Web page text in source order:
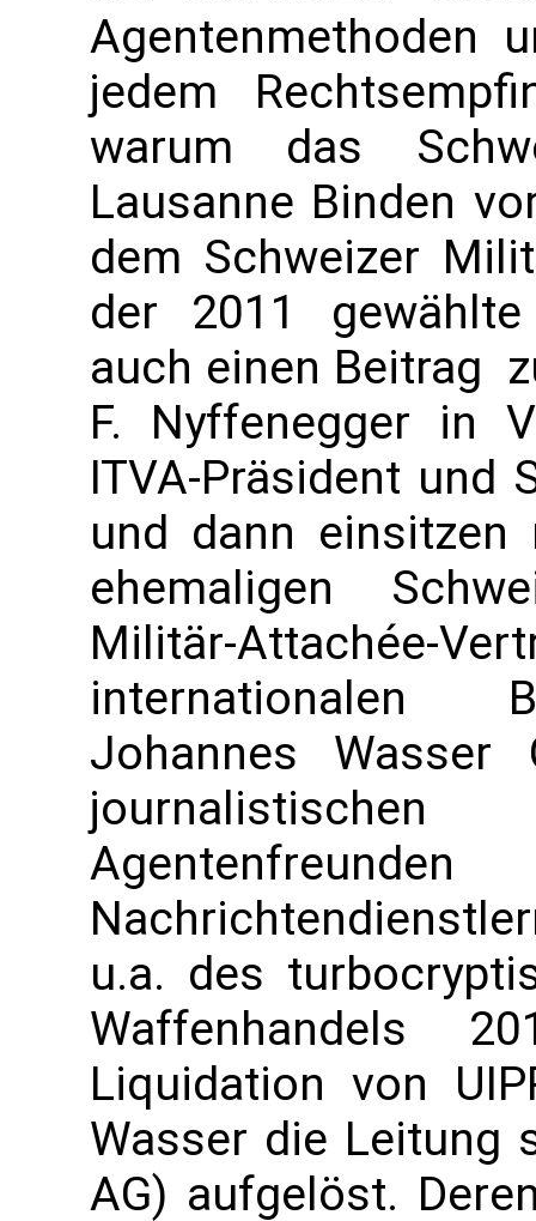
Agentenmethoden
jedem
warum das
Lausanne Binden
dem Schweizer
der 2011 gewählte
auch einen Beitrag
F. Nyffenegger in
ITVA-Präsident und
und dann einsitzen
ehemaligen
Militär-
internationalen
Johannes
u.a. des
Waffenhandels
Liquidation von
Wasser die Leitung
AG) aufgelöst.